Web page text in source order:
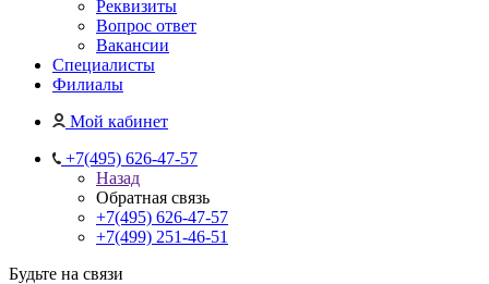
Реквизиты
Вопрос ответ
Вакансии
Специалисты
Филиалы
Мой кабинет
+7(495) 626-47-57
Назад
Обратная связь
+7(495) 626-47-57
+7(499) 251-46-51
Будьте на связи